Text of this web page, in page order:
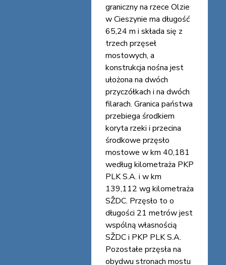
graniczny na rzece Olzie
w Cieszynie ma długość
65,24 m i składa się z
trzech przęseł
mostowych, a
konstrukcja nośna jest
ułożona na dwóch
przyczółkach i na dwóch
filarach. Granica państwa
przebiega środkiem
koryta rzeki i przecina
środkowe przęsło
mostowe w km 40,181
według kilometraża PKP
PLK S.A. i w km
139,112 wg kilometraża
SŽDC. Przęsło to o
długości 21 metrów jest
wspólną własnością
SŽDC i PKP PLK S.A.
Pozostałe przęsła na
obydwu stronach mostu